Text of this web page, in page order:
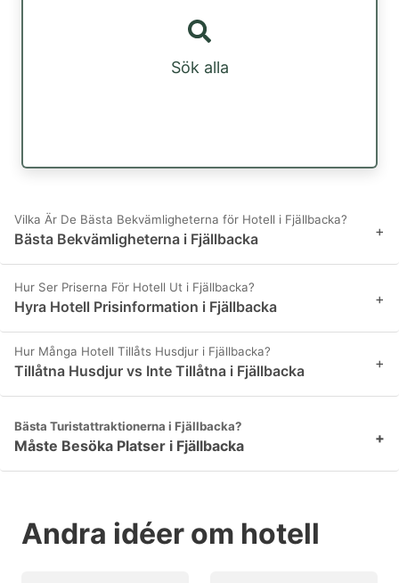
Sök alla
Vilka Är De Bästa Bekvämligheterna för Hotell i Fjällbacka?
Bästa Bekvämligheterna i Fjällbacka +
Hur Ser Priserna För Hotell Ut i Fjällbacka?
Hyra Hotell Prisinformation i Fjällbacka +
Hur Många Hotell Tillåts Husdjur i Fjällbacka?
Tillåtna Husdjur vs Inte Tillåtna i Fjällbacka +
Bästa Turistattraktionerna i Fjällbacka?
Måste Besöka Platser i Fjällbacka +
Andra idéer om hotell